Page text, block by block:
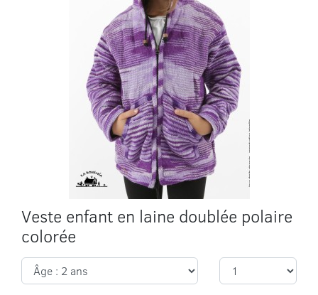
Veste enfant en laine doublée polaire
colorée